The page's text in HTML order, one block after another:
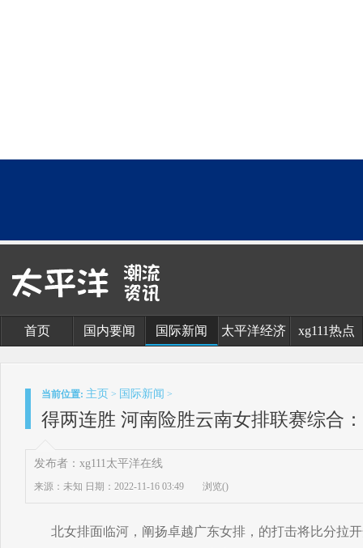
首页 国内要闻 国际新闻 太平洋经济 xg111热点
当前位置: 主页 > 国际新闻 >
得两连胜 河南险胜云南女排联赛综合
发布者：xg111太平洋在线
来源：未知 日期：2022-11-16 03:49 浏览()
北女排面临河，阐扬卓越广东女排，的打击将比分拉开